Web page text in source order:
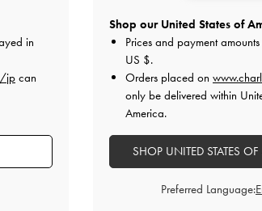
とても高級なバッグに見えます
るので買った良かったです
とてもよかった
快適さ
in
jpcan
Shop our United States of
Prices and payment
US $.
Orders placed on
only be delivered within
America.
SHOP UNITED STATES
Preferred Language: